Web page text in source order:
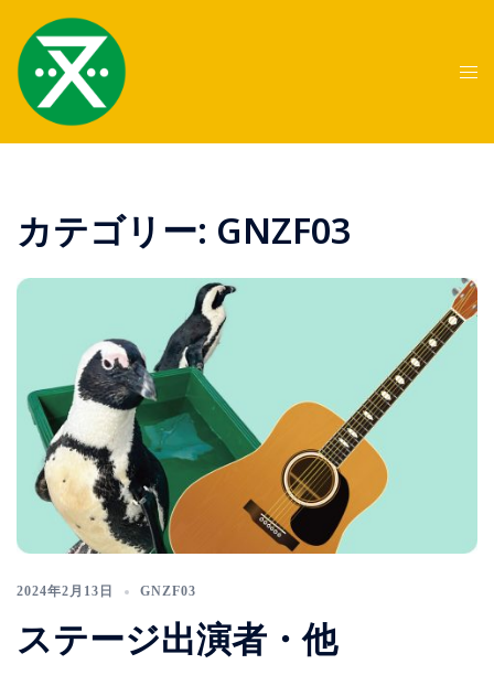
ト
カテゴリー: GNZF03
2024年2月13日 GNZF03
ステージ出演者・他